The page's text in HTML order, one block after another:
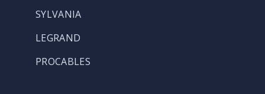
SYLVANIA
LEGRAND
PROCABLES